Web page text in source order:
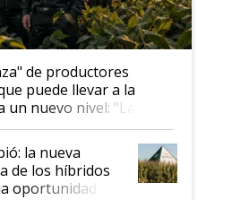
de productores
puede llevar a la
nuevo nivel: "Las
de crecimiento son
la nueva
de los híbridos
oportunidad en